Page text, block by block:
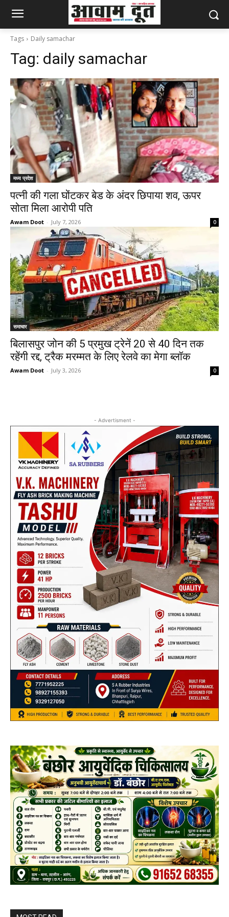
Tags Daily samachar
Tag: daily samachar
मध्य प्रदेश
पत्नी की गला घोंटकर बेड के अंदर छिपाया शव, ऊपर
सोता मिला आरोपी पति
Awam Doot - July 7, 2026 0
समाचार
बिलासपुर जोन की 5 प्रमुख ट्रेनें 20 से 40 दिन तक
रहेंगी रद्द, ट्रैक मरम्मत के लिए रेलवे का मेगा ब्लॉक
Awam Doot - July 3, 2026 0
- Advertisment -